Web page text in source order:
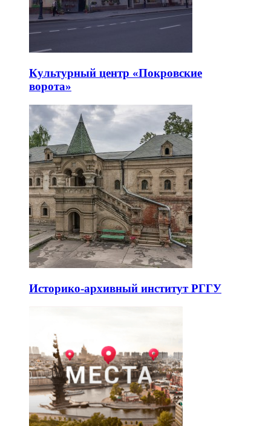
Культурный центр «Покровские
ворота»
Историко-архивный институт РГГУ